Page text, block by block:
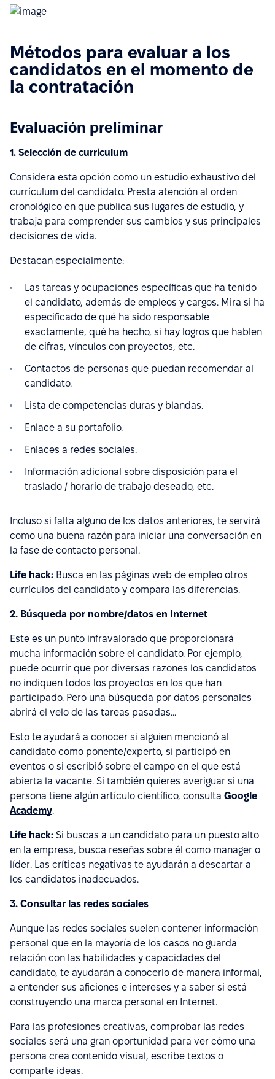
Métodos para evaluar a los
candidatos en el momento de
la contratación
Evaluación preliminar
1. Selección de curriculum
Considera esta opción como un estudio exhaustivo del
currículum del candidato. Presta atención al orden
cronológico en que publica sus lugares de estudio, y
trabaja para comprender sus cambios y sus principales
decisiones de vida.
Destacan especialmente:
Las tareas y ocupaciones específicas que ha tenido
el candidato, además de empleos y cargos. Mira si ha
especificado de qué ha sido responsable
exactamente, qué ha hecho, si hay logros que hablen
de cifras, vínculos con proyectos, etc.
Contactos de personas que puedan recomendar al
candidato.
Lista de competencias duras y blandas.
Enlace a su portafolio.
Enlaces a redes sociales.
Información adicional sobre disposición para el
traslado / horario de trabajo deseado, etc.
Incluso si falta alguno de los datos anteriores, te servirá
como una buena razón para iniciar una conversación en
la fase de contacto personal.
Life hack: Busca en las páginas web de empleo otros
currículos del candidato y compara las diferencias.
2. Búsqueda por nombre/datos en Internet
Este es un punto infravalorado que proporcionará
mucha información sobre el candidato. Por ejemplo,
puede ocurrir que por diversas razones los candidatos
no indiquen todos los proyectos en los que han
participado. Pero una búsqueda por datos personales
abrirá el velo de las tareas pasadas...
Esto te ayudará a conocer si alguien mencionó al
candidato como ponente/experto, si participó en
eventos o si escribió sobre el campo en el que está
abierta la vacante. Si también quieres averiguar si una
persona tiene algún artículo científico, consulta Google
Academy.
Life hack: Si buscas a un candidato para un puesto alto
en la empresa, busca reseñas sobre él como manager o
líder. Las críticas negativas te ayudarán a descartar a
los candidatos inadecuados.
3. Consultar las redes sociales
Aunque las redes sociales suelen contener información
personal que en la mayoría de los casos no guarda
relación con las habilidades y capacidades del
candidato, te ayudarán a conocerlo de manera informal,
a entender sus aficiones e intereses y a saber si está
construyendo una marca personal en Internet.
Para las profesiones creativas, comprobar las redes
sociales será una gran oportunidad para ver cómo una
persona crea contenido visual, escribe textos o
comparte ideas.